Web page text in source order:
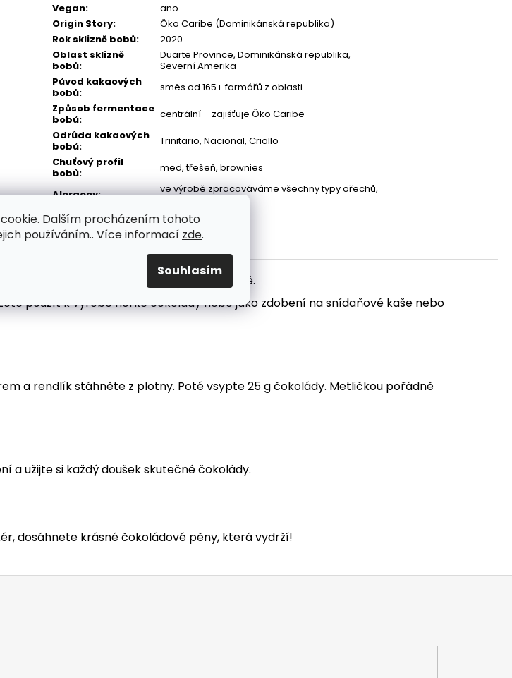
Dalším procházením tohoto
používáním.. Více informací zde.
Souhlasím
Vegan:
ano
Origin Story:
Öko Caribe (Dominikánská republika)
Rok sklizně bobů:
2020
Oblast sklizně
bobů:
Duarte Province, Dominikánská republika,
Severní Amerika
Původ kakaových
bobů:
směs od 165+ farmářů z oblasti
Způsob fermentace
bobů:
centrální – zajišťuje Öko Caribe
Odrůda kakaových
bobů:
Trinitario, Nacional, Criollo
Chuťový profil
bobů:
med, třešeň, brownies
Alergeny:
ve výrobě zpracováváme všechny typy ořechů,
a třtinového cukru. Vše v bio kvalitě.
použít k výrobě horké čokolády nebo jako zdobení na snídaňové kaše nebo
a rendlík stáhněte z plotny. Poté vsypte 25 g čokolády. Metličkou pořádně
užijte si každý doušek skutečné čokolády.
dosáhnete krásné čokoládové pěny, která vydrží!